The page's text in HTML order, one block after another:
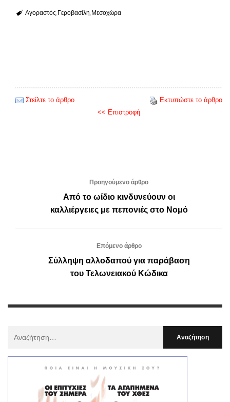
Αγοραστός Γεροβασίλη Μεσοχώρα
Στείλτε το άρθρο
Εκτυπώστε το άρθρο
<< Επιστροφή
Προηγούμενο άρθρο
Από το ωίδιο κινδυνεύουν οι
καλλιέργειες με πεπονιές στο Νομό
Επόμενο άρθρο
Σύλληψη αλλοδαπού για παράβαση
του Τελωνειακού Κώδικα
: